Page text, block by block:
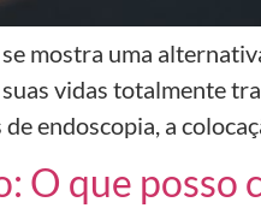
mostra uma
vidas totalmente
endoscopia, a
O que posso